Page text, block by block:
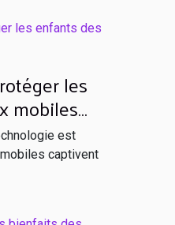
les
mobiles
est
captivent